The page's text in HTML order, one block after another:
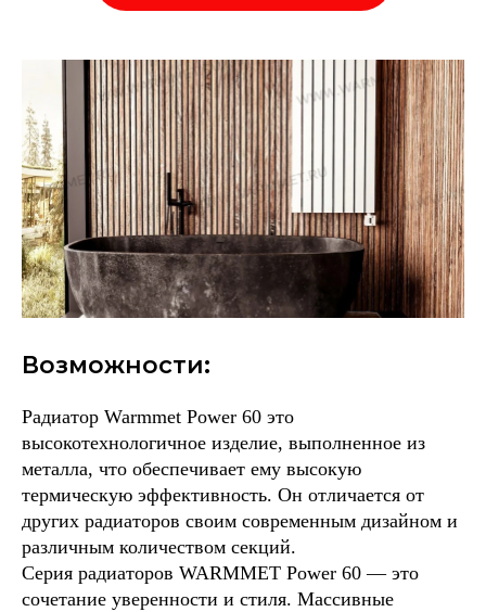
Возможности:
Радиатор Warmmet Power 60 это
высокотехнологичное изделие, выполненное из
металла, что обеспечивает ему высокую
термическую эффективность. Он отличается от
других радиаторов своим современным дизайном и
различным количеством секций.
Серия радиаторов WARMMET Power 60 — это
сочетание уверенности и стиля. Массивные